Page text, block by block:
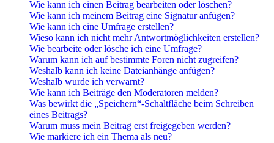
Wie kann ich einen Beitrag bearbeiten oder löschen?
Wie kann ich meinem Beitrag eine Signatur anfügen?
Wie kann ich eine Umfrage erstellen?
Wieso kann ich nicht mehr Antwortmöglichkeiten erstellen?
Wie bearbeite oder lösche ich eine Umfrage?
Warum kann ich auf bestimmte Foren nicht zugreifen?
Weshalb kann ich keine Dateianhänge anfügen?
Weshalb wurde ich verwarnt?
Wie kann ich Beiträge den Moderatoren melden?
Was bewirkt die „Speichern“-Schaltfläche beim Schreiben
eines Beitrags?
Warum muss mein Beitrag erst freigegeben werden?
Wie markiere ich ein Thema als neu?